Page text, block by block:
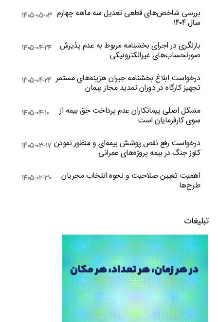
بررسی شاخص‌های قطعی تعدیل سه ماهه چهارم
سال ۱۴۰۴
۱۴۰۵-۰۵-۰۳
بازنگری در اجرای بخشنامه مربوط به عدم پذیرش
صورتحساب‌های غیرالکترونیکی
۱۴۰۵-۰۴-۲۴
درخواست ابلاغ بخشنامه جبران هزینه‌های مستمر
تجهیز کارگاه در دوران تمدید مجاز پیمان
۱۴۰۵-۰۴-۲۴
مشکل اصلی پیمانکاران عدم پرداخت حق بیمه از
سوی کارفرمایان است
۱۴۰۵-۰۴-۱۰
درخواست رفع نقص پوشش بیمه‌ای و منظور نمودن
کلوز جنگ در بیمه پروژه‌های عمرانی
۱۴۰۵-۰۳-۱۷
اهمیت تعیین صلاحیت و نحوه انتخاب مجریان
طرح‌ها
۱۴۰۵-۰۲-۳۰
تبلیغات